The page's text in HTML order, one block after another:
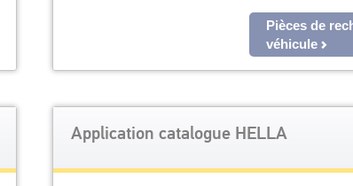
Pièces de
véhicule
Application catalogue HELLA